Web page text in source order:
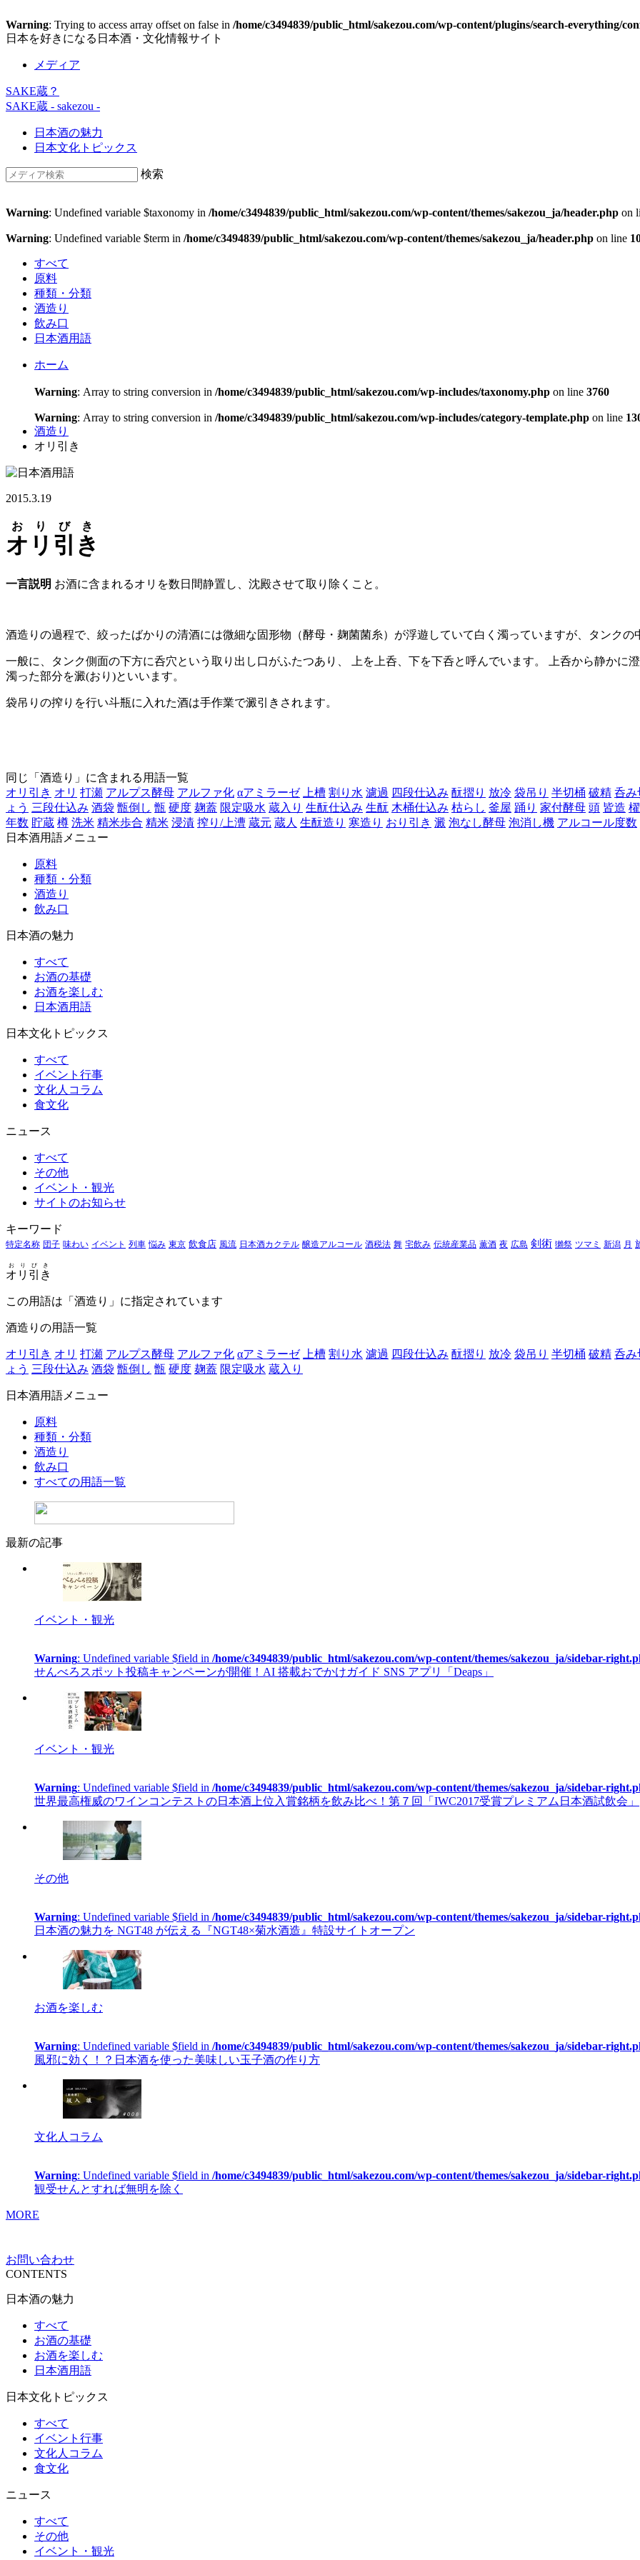
Warning : Trying to access array offset on false in /home/c3494839/public_html/sakezou.com/wp-content/plugins/search-everything/
日本を好きになる日本酒・文化情報サイト
メディア
SAKE蔵？
SAKE蔵 - sakezou -
日本酒の魅力
日本文化トピックス
検索
Warning : Undefined variable $taxonomy in /home/c3494839/public_html/sakezou.com/wp-content/themes/sakezou_ja/header.php on
Warning : Undefined variable $term in /home/c3494839/public_html/sakezou.com/wp-content/themes/sakezou_ja/header.php on line
すべて
原料
種類・分類
酒造り
飲み口
日本酒用語
ホーム
Warning : Array to string conversion in /home/c3494839/public_html/sakezou.com/wp-includes/taxonomy.php on line 3760
Warning : Array to string conversion in /home/c3494839/public_html/sakezou.com/wp-includes/category-template.php on line
酒造り
オリ引き
2015.3.19
オリ引き
おりびき
一言説明 お酒に含まれるオリを数日間静置し、沈殿させて取り除くこと。
酒造りの過程で、絞ったばかりの清酒には微細な固形物（酵母・麹菌菌糸）が浮遊していて白く濁っていますが、タンクの
一般に、タンク側面の下方に呑穴という取り出し口がふたつあり、 上を上呑、下を下呑と呼んでいます。 上呑から静かに
濁った部分を澱(おり)といいます。
袋吊りの搾りを行い斗瓶に入れた酒は手作業で澱引きされます。
同じ「酒造り」に含まれる用語一覧
オリ引き オリ 打瀬 アルプス酵母 アルファ化 αアミラーゼ 上槽 割り水 濾過 四段仕込み 酛摺り 放冷 袋吊り 半切桶 破精 呑み
ょう 三段仕込み 酒袋 甑倒し 甑 硬度 麹蓋 限定吸水 蔵入り 生酛仕込み 生酛 木桶仕込み 枯らし 釜屋 踊り 家付酵母 頭 皆造
年数 貯蔵 樽 洗米 精米歩合 精米 浸漬 搾り/上漕 蔵元 蔵人 生酛造り 寒造り おり引き 澱 泡なし酵母 泡消し機 アルコール度数
日本酒用語メニュー
原料
種類・分類
酒造り
飲み口
日本酒の魅力
すべて
お酒の基礎
お酒を楽しむ
日本酒用語
日本文化トピックス
すべて
イベント行事
文化人コラム
食文化
ニュース
すべて
その他
イベント・観光
サイトのお知らせ
キーワード
特定名称 団子 味わい イベント 列車 悩み 東京 飲食店 風流 日本酒カクテル 醸造アルコール 酒税法 舞 宅飲み 伝統産業品 薫酒 夜 広島 剣術 獺祭 ツマミ 新潟 月
オリ引き
おりびき
この用語は「酒造り」に指定されています
酒造りの用語一覧
オリ引き オリ 打瀬 アルプス酵母 アルファ化 αアミラーゼ 上槽 割り水 濾過 四段仕込み 酛摺り 放冷 袋吊り 半切桶 破精 呑み
ょう 三段仕込み 酒袋 甑倒し 甑 硬度 麹蓋 限定吸水 蔵入り
日本酒用語メニュー
原料
種類・分類
酒造り
飲み口
すべての用語一覧
最新の記事
イベント・観光
Warning : Undefined variable $field in /home/c3494839/public_html/sakezou.com/wp-content/themes/sakezou_ja/sidebar-
せんべろスポット投稿キャンペーンが開催！AI 搭載おでかけガイド SNS アプリ「Deaps」
イベント・観光
Warning : Undefined variable $field in /home/c3494839/public_html/sakezou.com/wp-content/themes/sakezou_ja/sidebar-
世界最高権威のワインコンテストの日本酒上位入賞銘柄を飲み比べ！第７回「IWC2017受賞プレミアム日本酒試飲会」
その他
Warning : Undefined variable $field in /home/c3494839/public_html/sakezou.com/wp-content/themes/sakezou_ja/sidebar-
日本酒の魅力を NGT48 が伝える『NGT48×菊水酒造』特設サイトオープン
お酒を楽しむ
Warning : Undefined variable $field in /home/c3494839/public_html/sakezou.com/wp-content/themes/sakezou_ja/sidebar-
風邪に効く！？日本酒を使った美味しい玉子酒の作り方
文化人コラム
Warning : Undefined variable $field in /home/c3494839/public_html/sakezou.com/wp-content/themes/sakezou_ja/sidebar-
観受せんとすれば無明を除く
MORE
お問い合わせ
CONTENTS
日本酒の魅力
すべて
お酒の基礎
お酒を楽しむ
日本酒用語
日本文化トピックス
すべて
イベント行事
文化人コラム
食文化
ニュース
すべて
その他
イベント・観光